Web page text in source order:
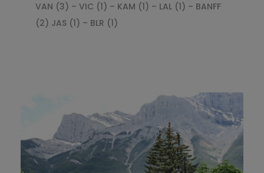
VAN (3) – VIC (1) – KAM (1) – LAL (1) – BANFF
(2) JAS (1) – BLR (1)